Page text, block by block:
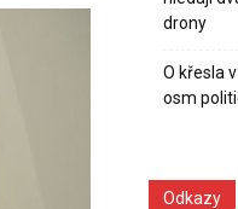
drony
O křesla
osm
Odkazy